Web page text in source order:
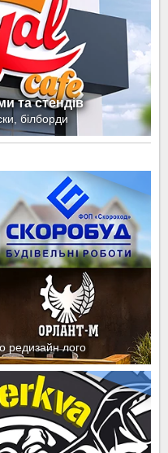
та стендів
білборди
редизайн лого